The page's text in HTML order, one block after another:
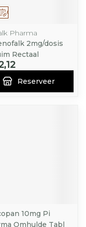
Op voorschrift
Pharma
2mg/dosis
Rectaal
Reserveer
10mg Pi
Omhulde Tabl